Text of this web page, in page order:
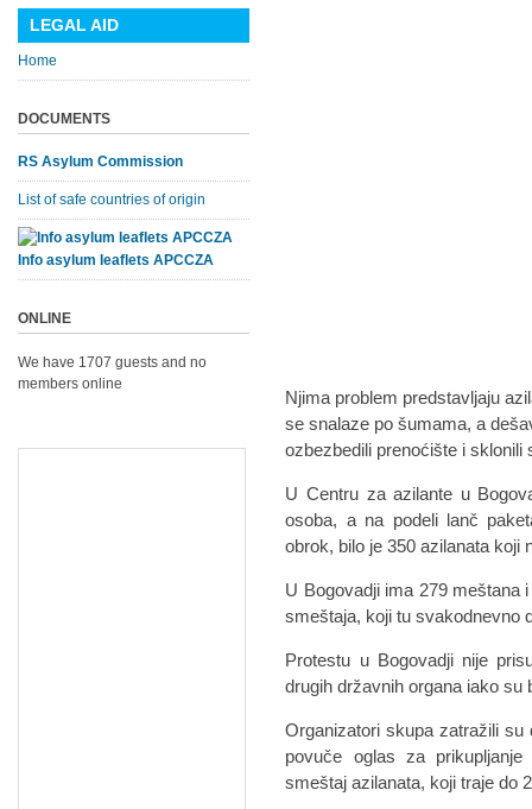
Njima problem predstavljaju
se snalaze po šumama, a
ozbezbedili prenoćište i sklonili
U Centru za azilante u
osoba, a na podeli lanč
obrok, bilo je 350 azilanata koji
U Bogovadji ima 279 meštana
smeštaja, koji tu svakodnevno
Protestu u Bogovadji nije
drugih državnih organa iako su
Organizatori skupa zatražili su
povuče oglas za
smeštaj azilanata, koji traje do
LEGAL AID
Home
DOCUMENTS
RS Asylum Commission
List of safe countries of origin
Info asylum leaflets APCCZA
ONLINE
We have 1707 guests and no
members online